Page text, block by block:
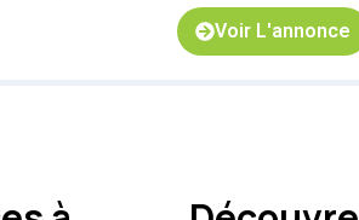
Voir L'annonce